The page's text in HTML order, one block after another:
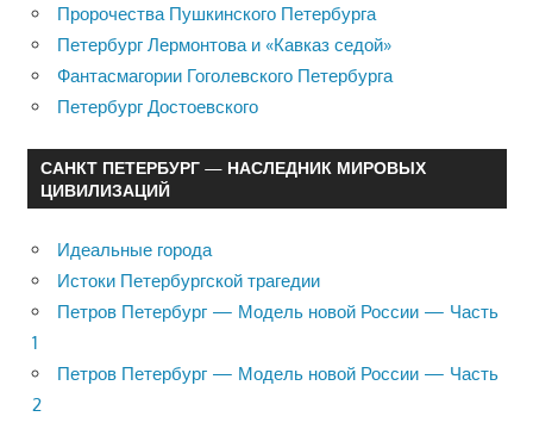
Пророчества Пушкинского Петербурга
Петербург Лермонтова и «Кавказ седой»
Фантасмагории Гоголевского Петербурга
Петербург Достоевского
САНКТ ПЕТЕРБУРГ — НАСЛЕДНИК МИРОВЫХ
ЦИВИЛИЗАЦИЙ
Идеальные города
Истоки Петербургской трагедии
Петров Петербург — Модель новой России — Часть
1
Петров Петербург — Модель новой России — Часть
2